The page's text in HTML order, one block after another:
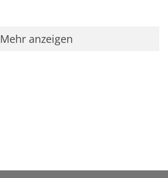
Mehr anzeigen